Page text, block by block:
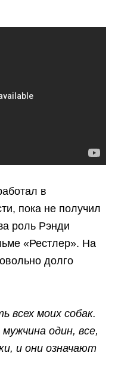
в
пока не получил
роль Рэнди
«Рестлер». На
долго
всех моих собак.
один, все,
и они означают